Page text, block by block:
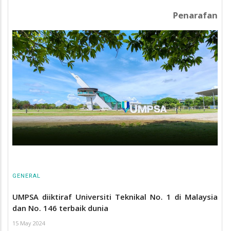
Penarafan
GENERAL
UMPSA diiktiraf Universiti Teknikal No. 1 di Malaysia
dan No. 146 terbaik dunia
15 May 2024